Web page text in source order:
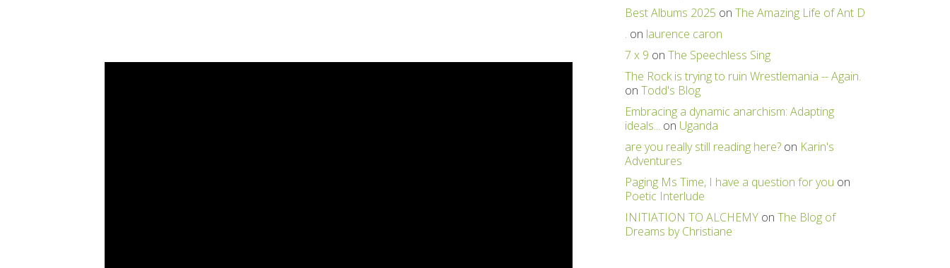
Best Albums 2025 onThe Amazing Life of Ant D
. on laurence caron
7 x 9 onThe Speechless Sing
The Rock is trying to ruin Wrestlemania -- Again.
onTodd's Blog
Embracing a dynamic anarchism: Adapting
ideals... on Uganda
are you really still reading here? on Karin's
Adventures
Paging Ms Time, I have a question for you on
Poetic Interlude
INITIATION TO ALCHEMY onThe Blog of
Dreams by Christiane